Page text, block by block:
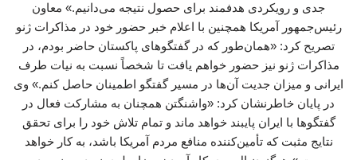
جدی و رویکردی هدفمند برای حصول نتیجه می‌دانیم.» معاون
رئیس‌جمهور آمریکا همچنین با اعلام خبر حضور خود در مذاکرات ژنو
تصریح کرد: «همان‌طور که در گفتگوهای پاکستان حاضر بودم، در
مذاکرات ژنو نیز حضور خواهم یافت تا شخصاً نسبت به نیات طرف
ایرانی و میزان جدیت آن‌ها در مسیر گفتگو اطمینان حاصل کنم.» وی
در پایان خاطرنشان کرد: «واشنگتن همچنان به مشارکت فعال در
گفتگوها با ایران پایبند خواهد ماند و تمام تلاش خود را برای تحقق
نتایج مثبت که تأمین‌کننده منافع مردم آمریکا باشد، به کار خواهد